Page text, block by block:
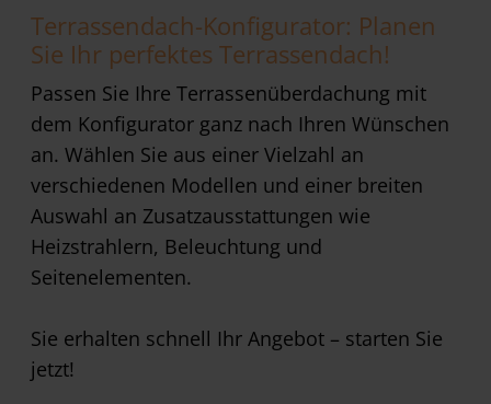
Terrassendach-Konfigurator: Planen
Sie Ihr perfektes Terrassendach!
Passen Sie Ihre Terrassenüberdachung mit
dem Konfigurator ganz nach Ihren Wünschen
an. Wählen Sie aus einer Vielzahl an
verschiedenen Modellen und einer breiten
Auswahl an Zusatzausstattungen wie
Heizstrahlern, Beleuchtung und
Seitenelementen.
Sie erhalten schnell Ihr Angebot – starten Sie
jetzt!